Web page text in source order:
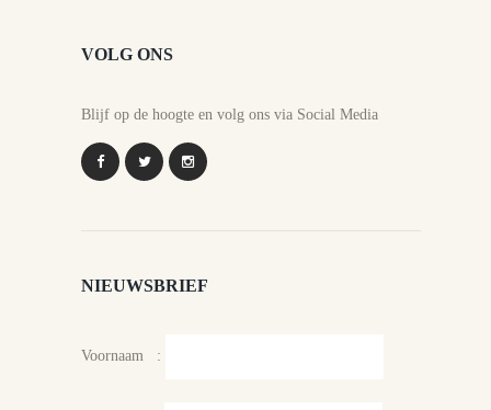
VOLG ONS
Blijf op de hoogte en volg ons via Social Media
NIEUWSBRIEF
Voornaam :